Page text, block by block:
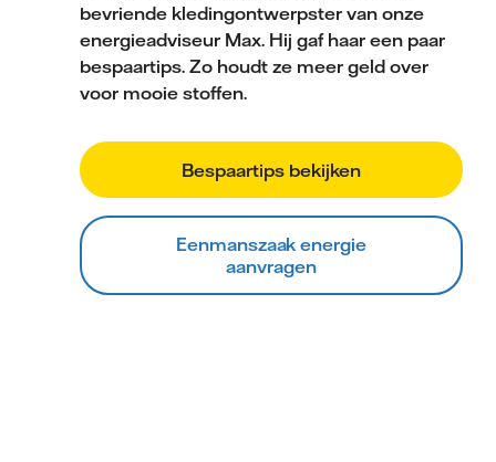
bevriende kledingontwerpster van onze
energieadviseur Max. Hij gaf haar een paar
bespaartips. Zo houdt ze meer geld over
voor mooie stoffen.
Bespaartips bekijken
Eenmanszaak energie
aanvragen